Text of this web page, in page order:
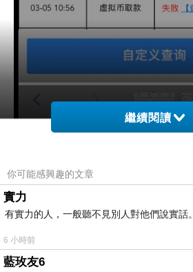
繼續閱讀
你可能感興趣的文章
實力
有實力的人，一般聽不見別人對他們說實話。
6 小時前
藍玫友6